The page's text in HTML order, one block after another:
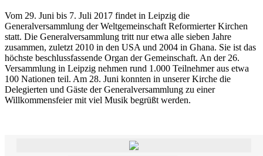
Vom 29. Juni bis 7. Juli 2017 findet in Leipzig die
Generalversammlung der Weltgemeinschaft Reformierter Kirchen
statt. Die Generalversammlung tritt nur etwa alle sieben Jahre
zusammen, zuletzt 2010 in den USA und 2004 in Ghana. Sie ist das
höchste beschlussfassende Organ der Gemeinschaft. An der 26.
Versammlung in Leipzig nehmen rund 1.000 Teilnehmer aus etwa
100 Nationen teil. Am 28. Juni konnten in unserer Kirche die
Delegierten und Gäste der Generalversammlung zu einer
Willkommensfeier mit viel Musik begrüßt werden.